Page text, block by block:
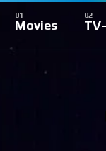
Movies